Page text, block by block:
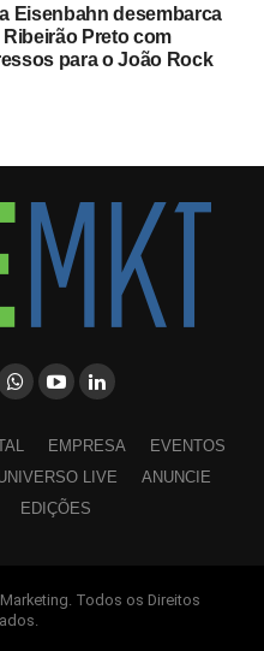
Eisenbahn desembarca
Preto com
para o João Rock
EMPRESA
EVENTOS
LIVE
ANUNCIE
EDIÇÕES
Todos os Direitos